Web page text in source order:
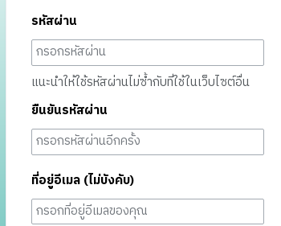
รหัสผ่าน
แนะนำให้ใช้รหัสผ่านไม่ซ้ำกับที่ใช้ในเว็บไซต์อื่น
ยืนยันรหัสผ่าน
ที่อยู่อีเมล (ไม่บังคับ)